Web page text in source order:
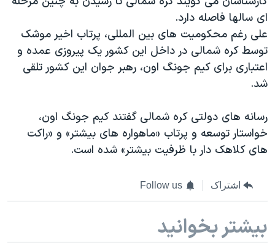
ای سالها فاصله دارد.
علی رغم محکومیت های بین المللی، پرتاب اخیر موشک
توسط کره شمالی در داخل این کشور یک پیروزی عمده و
اعتباری برای کیم جونگ اون، رهبر جوان این کشور تلقی
شد.
رسانه های دولتی کره شمالی گفتند کیم جونگ اون،
خواستار توسعه و پرتاب «ماهواره های بیشتر» و «راکت
های کلاهک دار با ظرفیت بیشتر» شده است.
اشتراک Follow us
بیشتر بخوانید